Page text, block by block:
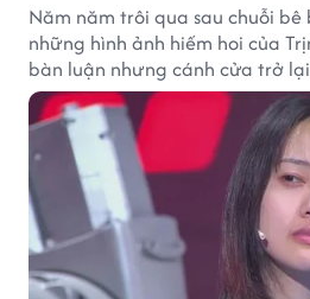
Năm năm trôi qua sau chuỗi
những hình ảnh hiếm hoi của
bàn luận nhưng cánh cửa trở
vời.